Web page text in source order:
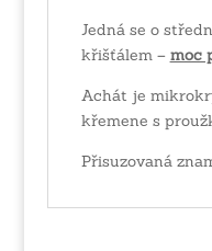
Jedná se o
křišťálem – moc
Achát je
křemene s
Přisuzovaná